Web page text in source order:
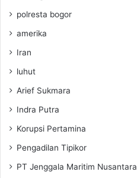
polresta bogor
amerika
Iran
luhut
Arief Sukmara
Indra Putra
Korupsi Pertamina
Pengadilan Tipikor
PT Jenggala Maritim Nusantara